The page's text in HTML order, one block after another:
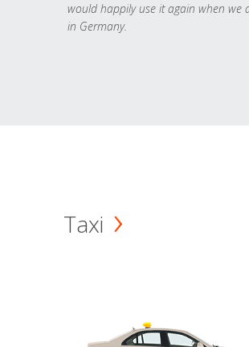
would happily use it again when we
in Germany.
Taxi